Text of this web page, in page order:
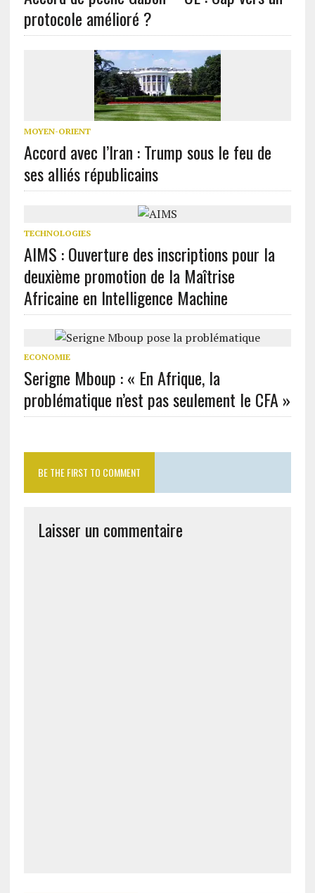
protocole amélioré ?
MOYEN-ORIENT
Accord avec l’Iran : Trump sous le feu de
ses alliés républicains
TECHNOLOGIES
AIMS : Ouverture des inscriptions pour la
deuxième promotion de la Maîtrise
Africaine en Intelligence Machine
ECONOMIE
Serigne Mboup : « En Afrique, la
problématique n’est pas seulement le CFA »
BE THE FIRST TO COMMENT
Laisser un commentaire